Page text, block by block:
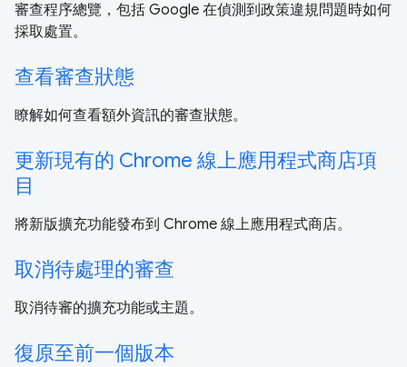
審查程序總覽，包括 Google 在偵測到政策違規問題時如何
採取處置。
查看審查狀態
瞭解如何查看額外資訊的審查狀態。
更新現有的 Chrome 線上應用程式商店項
目
將新版擴充功能發布到 Chrome 線上應用程式商店。
取消待處理的審查
取消待審的擴充功能或主題。
復原至前一個版本